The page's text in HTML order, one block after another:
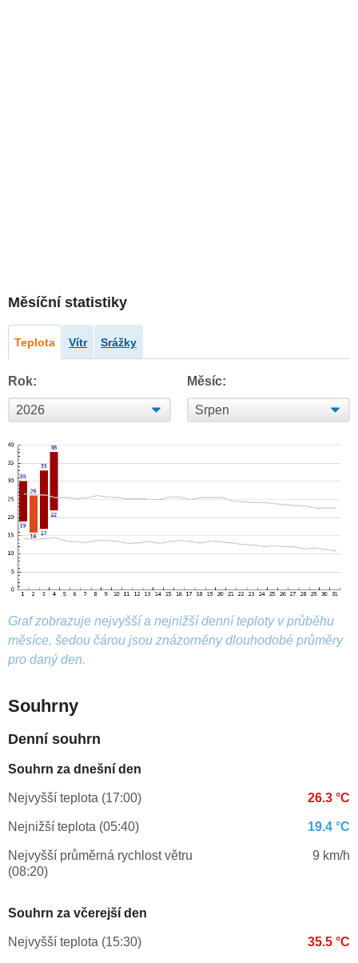
Měsíční statistiky
Teplota Vítr Srážky
Rok: Měsíc:
Graf zobrazuje nejvyšší a nejnižší denní teploty v průběhu
měsíce, šedou čárou jsou znázorněny dlouhodobé průměry
pro daný den.
Souhrny
Denní souhrn
Souhrn za dnešní den
Nejvyšší teplota (17:00) 26.3 °C
Nejnižší teplota (05:40) 19.4 °C
Nejvyšší průměrná rychlost větru
(08:20)
9 km/h
Souhrn za včerejší den
Nejvyšší teplota (15:30) 35.5 °C